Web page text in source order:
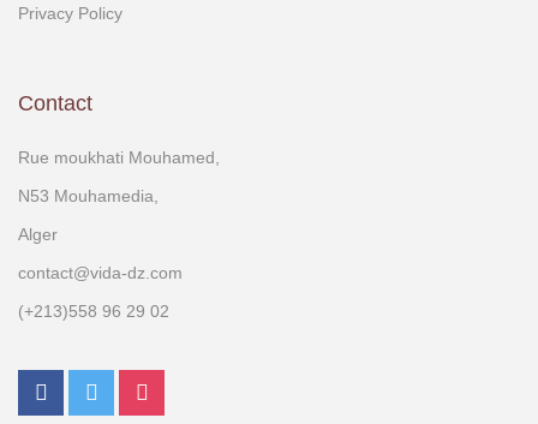
Privacy Policy
Contact
Rue moukhati Mouhamed,
N53 Mouhamedia,
Alger
contact@vida-dz.com
(+213)558 96 29 02